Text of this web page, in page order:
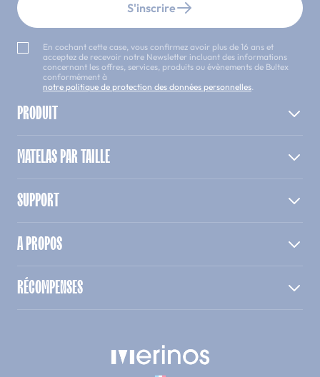
S'inscrire
En cochant cette case, vous confirmez avoir plus de 16 ans et
acceptez de recevoir notre Newsletter incluant des informations
concernant les offres, services, produits ou évènements de Bultex
conformément à
notre politique de protection des données personnelles.
PRODUIT
MATELAS PAR TAILLE
SUPPORT
A PROPOS
RÉCOMPENSES